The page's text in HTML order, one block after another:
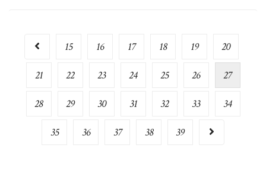
15 16 17 18 19 20
21 22 23 24 25 26 27
28 29 30 31 32 33 34
35 36 37 38 39